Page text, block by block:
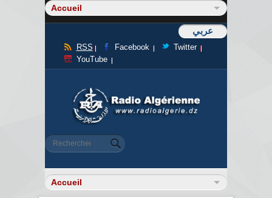
عربي
RSS Facebook
Twitter
YouTube
Formulaire de recherche
Rechercher